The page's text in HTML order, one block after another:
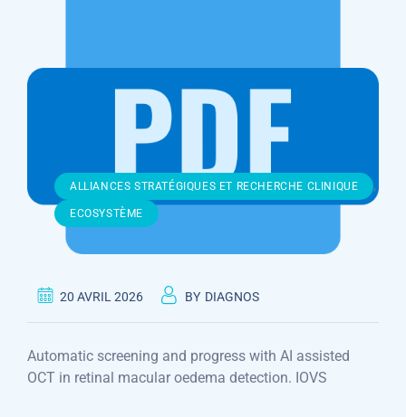
ALLIANCES STRATÉGIQUES ET RECHERCHE CLINIQUE ,
ECOSYSTÈME
20 AVRIL 2026 BY DIAGNOS
Automatic screening and progress with AI assisted
OCT in retinal macular oedema detection. IOVS